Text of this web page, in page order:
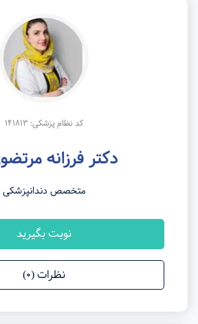
کد نظام پزشکی: 141813
دکتر فرزانه
متخصص دندانپزشکی
نوبت بگیرید
نظرات (0)